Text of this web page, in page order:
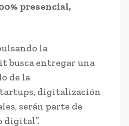
presencial,
la
busca entregar una
de la
digitalización
serán parte de
digital”.